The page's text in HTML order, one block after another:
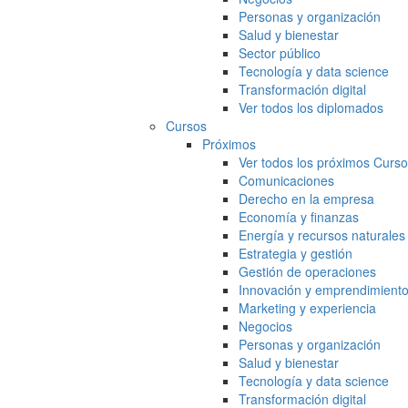
Personas y organización
Salud y bienestar
Sector público
Tecnología y data science
Transformación digital
Ver todos los diplomados
Cursos
Próximos
Ver todos los próximos
Comunicaciones
Derecho en la empresa
Economía y finanzas
Energía y recursos naturales
Estrategia y gestión
Gestión de operaciones
Innovación y emprendimiento
Marketing y experiencia
Negocios
Personas y organización
Salud y bienestar
Tecnología y data science
Transformación digital